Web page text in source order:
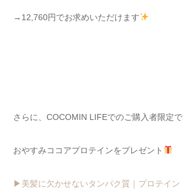
→12,760円でお求めいただけます
さらに、COCOMIN LIFEでのご購入者限定で
おやすみココアプロテインをプレゼント
▶︎美髪に欠かせないタンパク質｜プロテイン